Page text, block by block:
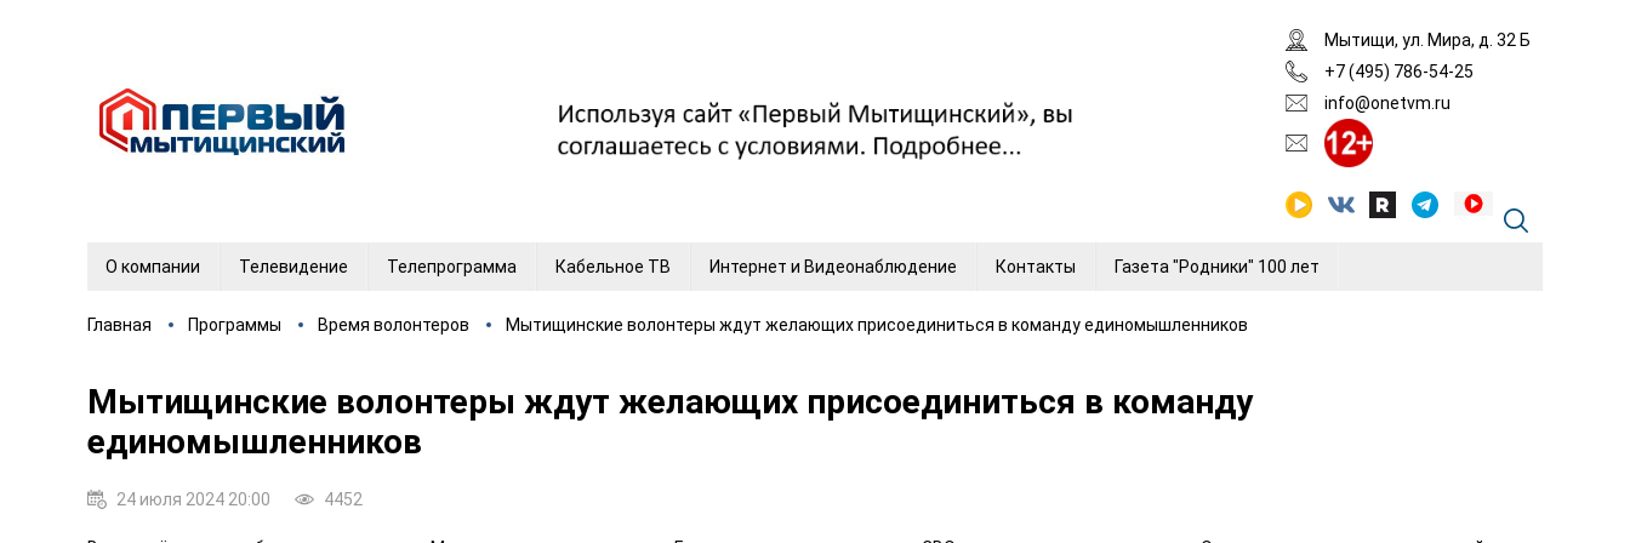
Мытищи, ул. Мира, д. 32 Б
+7 (495) 786-54-25
info@onetvm.ru
О компании Телевидение Телепрограмма Кабельное ТВ Интернет и Видеонаблюдение Контакты Газета "Родники" 100 лет
Главная Программы Время волонтеров Мытищинские волонтеры ждут желающих присоединиться в команду единомышленников
Мытищинские волонтеры ждут желающих присоединиться в команду
единомышленников
24 июля 2024 20:00 4452